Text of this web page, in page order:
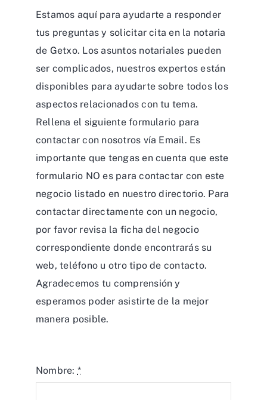
Estamos aquí para ayudarte a responder
tus preguntas y solicitar cita en la notaria
de Getxo. Los asuntos notariales pueden
ser complicados, nuestros expertos están
disponibles para ayudarte sobre todos los
aspectos relacionados con tu tema.
Rellena el siguiente formulario para
contactar con nosotros vía Email. Es
importante que tengas en cuenta que este
formulario NO es para contactar con este
negocio listado en nuestro directorio. Para
contactar directamente con un negocio,
por favor revisa la ficha del negocio
correspondiente donde encontrarás su
web, teléfono u otro tipo de contacto.
Agradecemos tu comprensión y
esperamos poder asistirte de la mejor
manera posible.
Nombre: *